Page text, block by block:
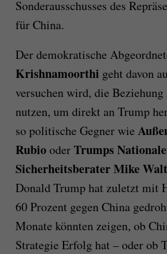
Sonderausschusses des
für China.
Der demokratische
Krishnamoorthi geht davon
versuchen wird, die
nutzen, um direkt an Trump
so politische Gegner wie
RubiooderTrumps
Sicherheitsberater Mike
Donald Trump hat zuletzt mit
60 Prozent gegen China
Monate könnten zeigen, ob
Strategie Erfolg hat – oder ob